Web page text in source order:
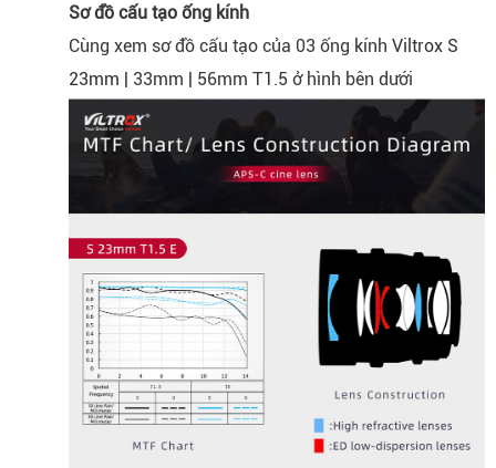
Sơ đồ cấu tạo ống kính
Cùng xem sơ đồ cấu tạo của 03 ống kính Viltrox S
23mm | 33mm | 56mm T1.5 ở hình bên dưới